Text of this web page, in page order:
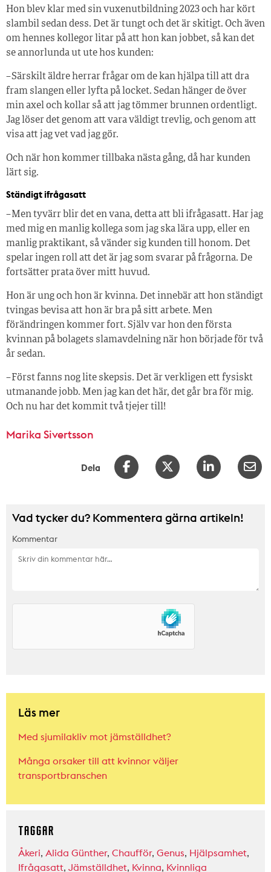
Hon blev klar med sin vuxenutbildning 2023 och har kört
slambil sedan dess. Det är tungt och det är skitigt. Och även
om hennes kollegor litar på att hon kan jobbet, så kan det
se annorlunda ut ute hos kunden:
– Särskilt äldre herrar frågar om de kan hjälpa till att dra
fram slangen eller lyfta på locket. Sedan hänger de över
min axel och kollar så att jag tömmer brunnen ordentligt.
Jag löser det genom att vara väldigt trevlig, och genom att
visa att jag vet vad jag gör.
Och när hon kommer tillbaka nästa gång, då har kunden
lärt sig.
Ständigt ifrågasatt
– Men tyvärr blir det en vana, detta att bli ifrågasatt. Har jag
med mig en manlig kollega som jag ska lära upp, eller en
manlig praktikant, så vänder sig kunden till honom. Det
spelar ingen roll att det är jag som svarar på frågorna. De
fortsätter prata över mitt huvud.
Hon är ung och hon är kvinna. Det innebär att hon ständigt
tvingas bevisa att hon är bra på sitt arbete. Men
förändringen kommer fort. Själv var hon den första
kvinnan på bolagets slamavdelning när hon började för två
år sedan.
– Först fanns nog lite skepsis. Det är verkligen ett fysiskt
utmanande jobb. Men jag kan det här, det går bra för mig.
Och nu har det kommit två tjejer till!
Marika Sivertsson
Dela
Vad tycker du? Kommentera gärna artikeln!
Kommentar
Läs mer
Med sjumilakliv mot jämställdhet?
Många orsaker till att kvinnor väljer
transportbranschen
TAGGAR
Åkeri, Alida Günther, Chaufför, Genus, Hjälpsamhet,
Ifrågasatt, Jämställdhet, Kvinna, Kvinnliga